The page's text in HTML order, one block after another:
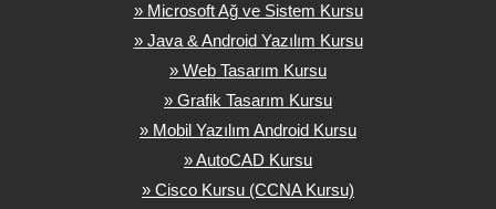
» Microsoft Ağ ve Sistem Kursu
» Java & Android Yazılım Kursu
» Web Tasarım Kursu
» Grafik Tasarım Kursu
» Mobil Yazılım Android Kursu
» AutoCAD Kursu
» Cisco Kursu (CCNA Kursu)